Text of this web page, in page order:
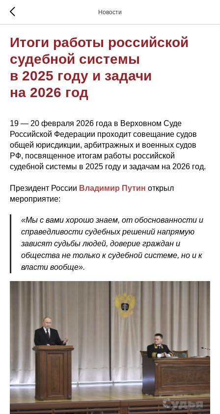
Новости
Итоги работы российской
судебной системы
в 2025 году и задачи
на 2026 год
19 — 20 февраля 2026 года в Верховном Суде
Российской Федерации проходит совещание судов
общей юрисдикции, арбитражных и военных судов
РФ, посвященное итогам работы российской
судебной системы в 2025 году и задачам на 2026 год.
Президент России Владимир Путин открыл
мероприятие:
«Мы с вами хорошо знаем, от обоснованности и
справедливости судебных решений напрямую
зависят судьбы людей, доверие граждан и
общества не только к судебной системе, но и к
власти вообще».